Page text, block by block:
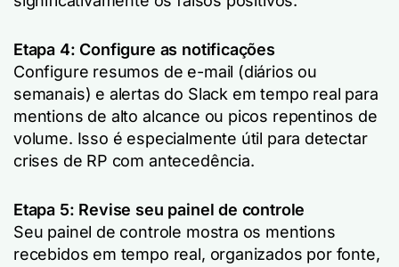
Etapa 4: Configure as notificações
Configure resumos de e-mail (diários ou
semanais) e alertas do Slack em tempo real para
mentions de alto alcance ou picos repentinos de
volume. Isso é especialmente útil para detectar
crises de RP com antecedência.
Etapa 5: Revise seu painel de controle
Seu painel de controle mostra os mentions
recebidos em tempo real, organizados por fonte,